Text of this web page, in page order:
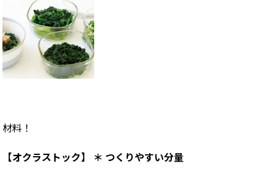
材料！
【オクラストック】 ＊ つくりやすい分量